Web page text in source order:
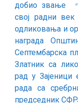
добио звање ״магистар географских наука״. За
свој радни век
одликовања и
награда
Септембарска
Златник са
рад у Зајеници
рада са
председник